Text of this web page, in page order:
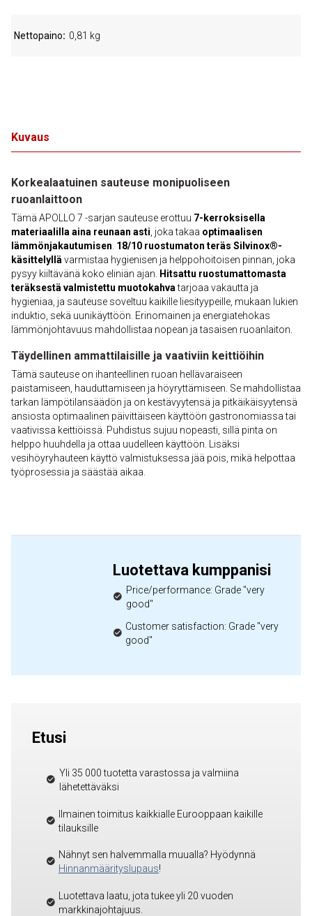
Kuvaus
Korkealaatuinen sauteuse monipuoliseen
ruoanlaittoon
Tämä APOLLO 7 -sarjan sauteuse erottuu 7-kerroksisella
materiaalilla aina reunaan asti , joka takaa optimaalisen
lämmönjakautumisen 18/10 ruostumaton teräs Silvinox®-
käsittelyllä varmistaa hygienisen ja helppohoitoisen pinnan, joka
pysyy kiiltävänä koko eliniän ajan.
Hitsattu ruostumattomasta
teräksestä valmistettu muotokahvatarjoaa vakautta ja
hygieniaa, ja sauteuse soveltuu kaikille liesityypeille, mukaan lukien
induktio, sekä uunikäyttöön. Erinomainen ja energiatehokas
lämmönjohtavuus mahdollistaa nopean ja tasaisen ruoanlaiton.
Täydellinen ammattilaisille ja vaativiin keittiöihin
Tämä sauteuse on ihanteellinen ruoan hellävaraiseen
paistamiseen, hauduttamiseen ja höyryttämiseen. Se mahdollistaa
tarkan lämpötilansäädön ja on kestävyytensä ja pitkäikäisyytensä
ansiosta optimaalinen päivittäiseen käyttöön gastronomiassa tai
vaativissa keittiöissä. Puhdistus sujuu nopeasti, sillä pinta on
helppo huuhdella ja ottaa uudelleen käyttöön. Lisäksi
vesihöyryhauteen käyttö valmistuksessa jää pois, mikä helpottaa
työprosessia ja säästää aikaa.
Nettopaino 0,81 kg
Luotettava kumppanisi
Price/performance: Grade "very
good"
Customer satisfaction: Grade "very
good"
Etusi
Yli 35 000 tuotetta varastossa ja valmiina
lähetettäväksi
Ilmainen toimitus kaikkialle Eurooppaan kaikille
tilauksille
Nähnyt sen halvemmalla muualla? Hyödynnä
Hinnanmäärityslupaus!
Luotettava laatu, jota tukee yli 20 vuoden
markkinajohtajuus.